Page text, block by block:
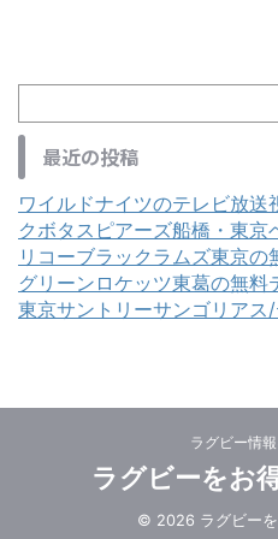
最近の投稿
ワイルドナイツのテレビ放送
クボタスピアーズ船橋・東
リコーブラックラムズ東京
グリーンロケッツ東葛の無料
東京サントリーサンゴリアス
ラグビー情
ラグビーをお
© 2026 ラグビーを